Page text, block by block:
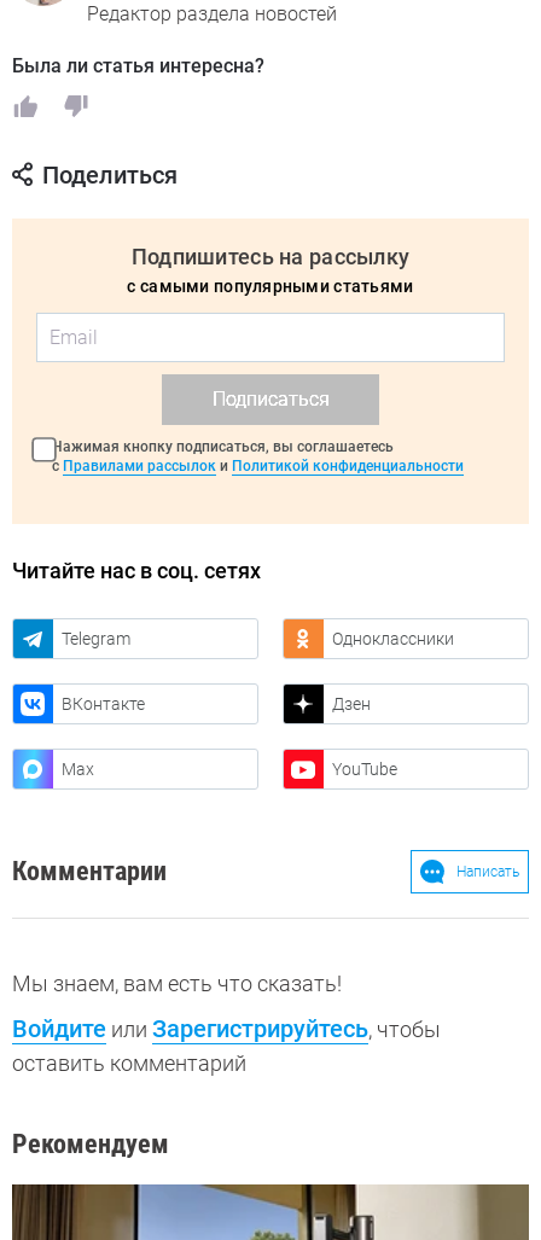
Редактор раздела новостей
Была ли статья интересна?
Поделиться
Подпишитесь на рассылку
с самыми популярными статьями
Подписаться
Нажимая кнопку подписаться, вы соглашаетесь
с Правилами рассылок и Политикой конфиденциальности
Читайте нас в соц. сетях
Telegram Одноклассники
ВКонтакте Дзен
Max YouTube
Комментарии Написать
Мы знаем, вам есть что сказать!
Войдите или Зарегистрируйтесь, чтобы
оставить комментарий
Рекомендуем